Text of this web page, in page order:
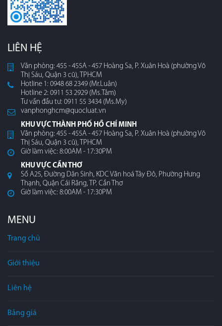
LIÊN HỆ
Văn phòng: 455 - 455A - 457 Hoàng Sa, P. Xuân Hoà (phường Võ
Thị Sáu, Quận 3 cũ), TPHCM
Hotline 1: 0948 68 2349 (Mr.Luân)
Hotline 2: 0911 53 2929 (Ms.Tâm)
Tư vấn đầu tư: 0911 55 3434 (Ms.My)
vanphonghcm@quocluat.vn
KHU VỰC THÀNH PHỐ HỒ CHÍ MINH
Văn phòng: 455 - 455A - 457 Hoàng Sa, P. Xuân Hoà (phường Võ
Thị Sáu, Quận 3 cũ), TPHCM
Giờ làm việc: 8:00AM - 17:30PM
KHU VỰC CẦN THƠ
Số A25, Đường Dân Sinh, KDC Văn hoá Tây Đô, Phường Hưng
Thạnh, Quận Cái Răng, TP. Cần Thơ
Giờ làm việc: 8:00AM - 17:30PM
MENU
Trang chủ
Giới thiệu
Liên hệ
Bảng giá